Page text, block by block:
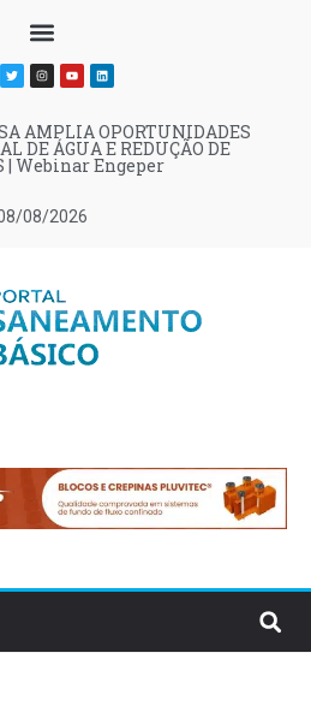
08/2026
AMPLIA OPORTUNIDADES
DE ÁGUA E REDUÇÃO DE
| Webinar Engeper